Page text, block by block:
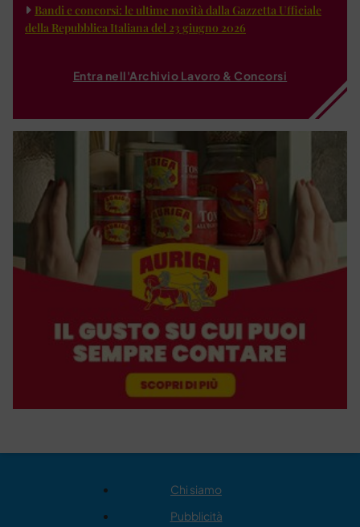
Bandi e concorsi: le ultime novità dalla Gazzetta Ufficiale
della Repubblica Italiana del 23 giugno 2026
Entra nell'Archivio Lavoro & Concorsi
Chi siamo
Pubblicità